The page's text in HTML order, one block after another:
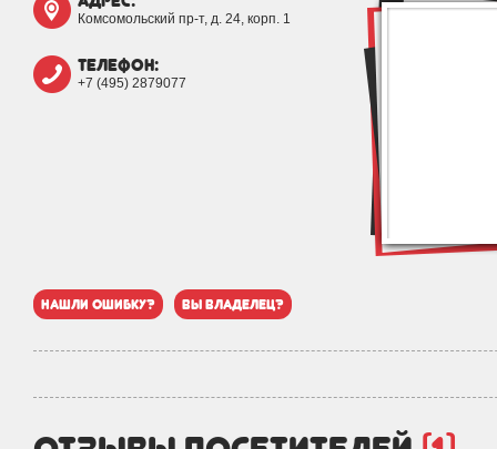
Комсомольский пр-т, д. 24, корп. 1
телефон:
+7 (495) 2879077
нашли ошибку? вы владелец?